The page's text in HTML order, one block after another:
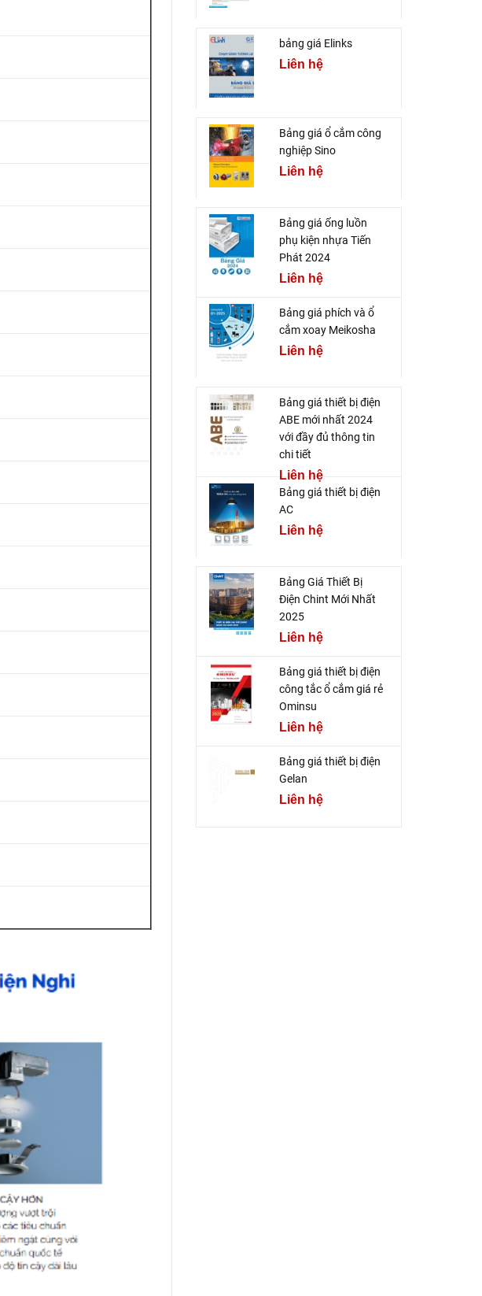
bảng giá Elinks
Liên hệ
Bảng giá ổ cắm công
nghiệp Sino
Liên hệ
Bảng giá ống luồn
phụ kiện nhựa Tiến
Phát 2024
Liên hệ
Bảng giá phích và ổ
cắm xoay Meikosha
Liên hệ
Bảng giá thiết bị điện
ABE mới nhất 2024
với đầy đủ thông tin
chi tiết
Liên hệ
Bảng giá thiết bị điện
AC
Liên hệ
Bảng Giá Thiết Bị
Điện Chint Mới Nhất
2025
Liên hệ
Bảng giá thiết bị điện
công tắc ổ cắm giá rẻ
Ominsu
Liên hệ
Bảng giá thiết bị điện
Gelan
Liên hệ